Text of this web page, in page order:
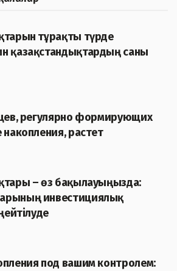
тұрақты түрде
қазақстандықтардың саны
регулярно формирующих
растет
– өз бақылауыңызда:
инвестициялық
под вашим контролем: